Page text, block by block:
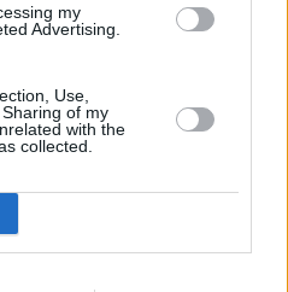
my
Advertising.
Use,
of my
with the
collected.